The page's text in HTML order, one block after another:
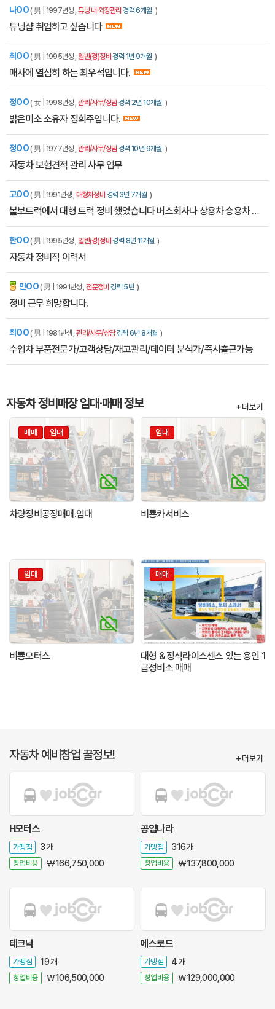
나OO( 男 | 1997년생 ,튜닝 내·외장관리 경력 6개월 )
튜닝샵 취업하고 싶습니다
최OO( 男 | 1995년생 , 일반(경)정비 경력 1년 9개월 )
매사에 열심히 하는 최우석입니다.
정OO( 女 | 1998년생 ,관리/사무/상담경력 2년 10개월 )
밝은미소 소유자 정희주입니다.
정OO( 男 | 1977년생 ,관리/사무/상담경력 10년 9개월 )
자동차 보험견적 관리 사무 업무
고OO( 男 | 1991년생 ,대형차정비 경력 3년 7개월 )
볼보트럭에서 대형 트럭 정비 했었습니다 버스회사나 상용차 승용차 안가리고 구인 하고있습니다
한OO( 男 | 1995년생 , 일반(경)정비 경력 8년 11개월 )
자동차 정비직 이력서
잡에티켓
민OO( 男 | 1991년생 , 전문정비 경력 5년 )
정비 근무 희망합니다.
최OO( 男 | 1981년생 ,관리/사무/상담경력 6년 8개월 )
수입차 부품전문가/고객상담/재고관리/데이터 분석가/즉시출근가능
자동차 정비매장 임대·매매 정보 + 더보기
매매 임대
차량정비공장매매.임대
임대
비룡카서비스
임대
비룡모터스
매매
대형 & 정식라이스센스 있는 용인 1
급정비소 매매
자동차 예비창업 꿀정보! + 더보기
H모터스
가맹점 3 개
창업비용 ￦ 166,750,000
공임나라
가맹점 316 개
창업비용 ￦ 137,800,000
테크닉
가맹점 19 개
창업비용 ￦ 106,500,000
에스로드
가맹점 4 개
창업비용 ￦ 129,000,000